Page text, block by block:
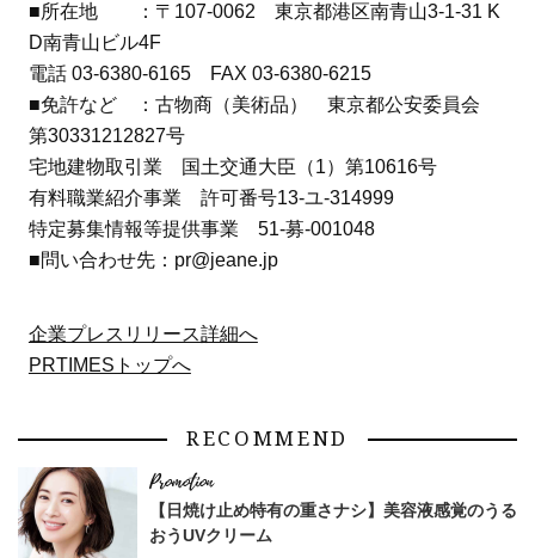
■所在地 ：〒107-0062 東京都港区南青山3-1-31 K
D南青山ビル4F
電話 03-6380-6165 FAX 03-6380-6215
■免許など ：古物商（美術品） 東京都公安委員会
第30331212827号
宅地建物取引業 国土交通大臣（1）第10616号
有料職業紹介事業 許可番号13-ユ-314999
特定募集情報等提供事業 51-募-001048
■問い合わせ先：pr@jeane.jp
企業プレスリリース詳細へ
PRTIMESトップへ
RECOMMEND
【日焼け止め特有の重さナシ】美容液感覚のうる
おうUVクリーム